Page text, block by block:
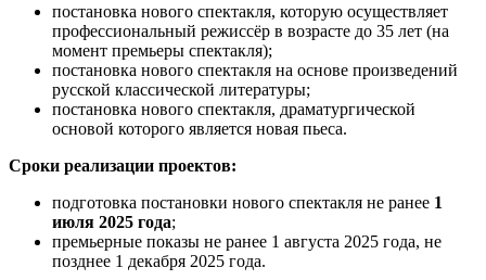
постановка нового спектакля, которую осуществляет
профессиональный режиссёр в возрасте до 35 лет (на
момент премьеры спектакля);
постановка нового спектакля на основе произведений
русской классической литературы;
постановка нового спектакля, драматургической
основой которого является новая пьеса.
Сроки реализации проектов:
подготовка постановки нового спектакля не ранее 1
июля 2025 года;
премьерные показы не ранее 1 августа 2025 года, не
позднее 1 декабря 2025 года.